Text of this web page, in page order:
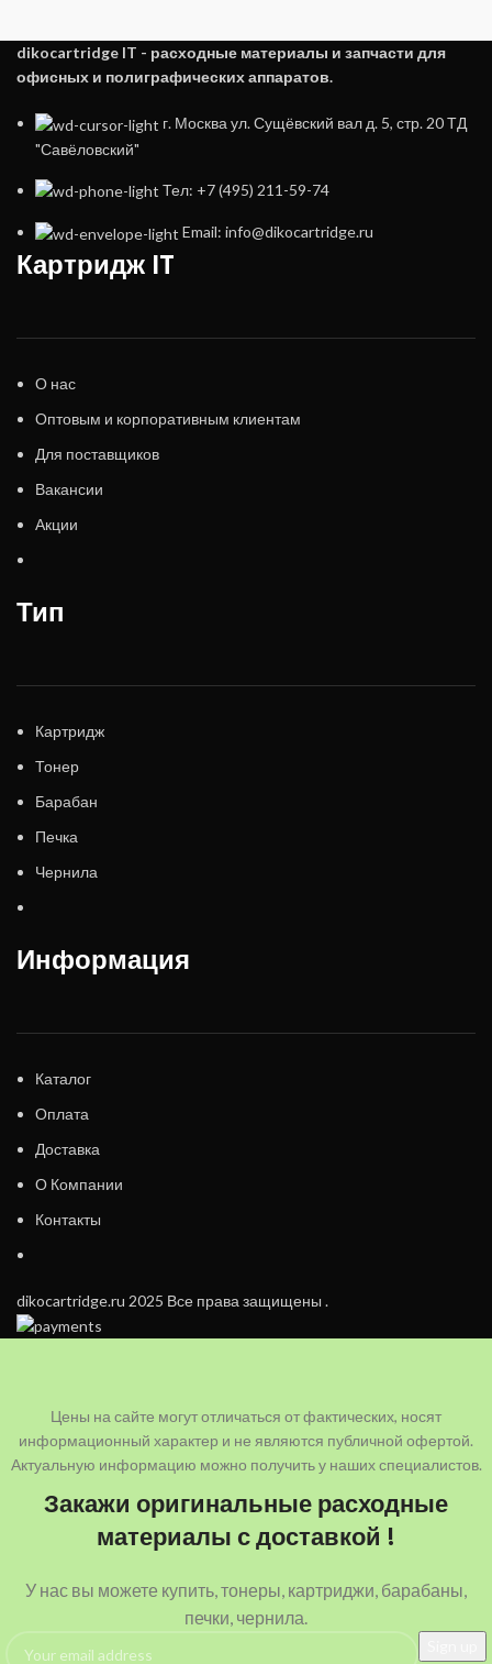
dikocartridge IT - расходные материалы и запчасти для
офисных и полиграфических аппаратов.
г. Москва ул. Сущёвский вал д. 5, стр. 20 ТД
"Савёловский"
Тел: +7 (495) 211-59-74
Email: info@dikocartridge.ru
Картридж IT
О нас
Оптовым и корпоративным клиентам
Для поставщиков
Вакансии
Акции
Тип
Картридж
Тонер
Барабан
Печка
Чернила
Информация
Каталог
Оплата
Доставка
О Компании
Контакты
dikocartridge.ru 2025 Все права защищены .
Цены на сайте могут отличаться от фактических, носят
информационный характер и не являются публичной офертой.
Актуальную информацию можно получить у наших специалистов.
Закажи оригинальные расходные
материалы с доставкой !
У нас вы можете купить, тонеры, картриджи, барабаны,
печки, чернила.